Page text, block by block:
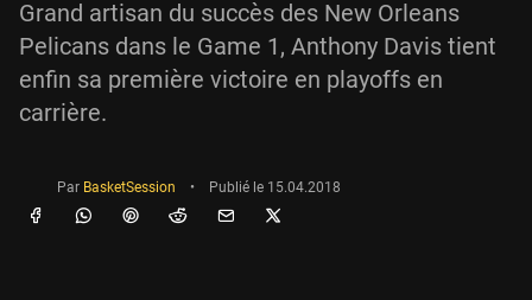
Grand artisan du succès des New Orleans
Pelicans dans le Game 1, Anthony Davis tient
enfin sa première victoire en playoffs en
carrière.
Par BasketSession • Publié le 15.04.2018